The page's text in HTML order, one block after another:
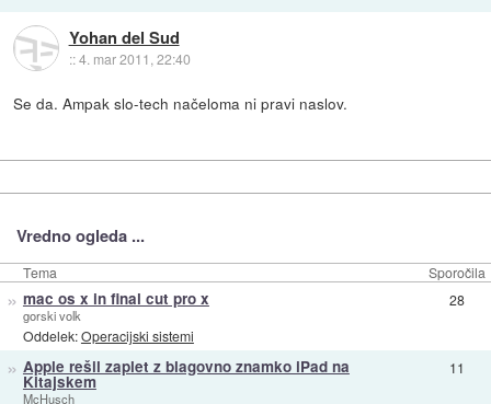
Yohan del Sud
::4. mar 2011, 22:40
Se da. Ampak slo-tech načeloma ni pravi naslov.
Vredno ogleda ...
Tema Sporočila
» mac os x in final cut pro x
gorski volk
Oddelek:Operacijski sistemi
28
» Apple rešil zaplet z blagovno znamko iPad na
Kitajskem
McHusch
11